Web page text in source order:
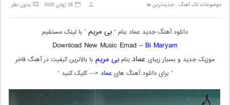
موضوعات:تک آهنگ ,جدیدترین ها بدون نظر 28 ژوئن 2020
دانلود آهنگ جدید عماد بنام “بی مریم” با لینک مستقیم
Download New Music Emad –Bi Maryam
موزیک جدید و بسیار زیبای عماد بنامبی مریم با بالاترین کیفیت در آهنگ فاخر
” برای دانلود آهنگ هایعماد <— کلیک کنید “